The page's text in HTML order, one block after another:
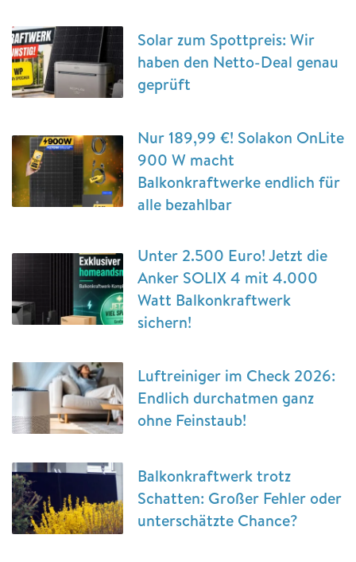
Solar zum Spottpreis: Wir
haben den Netto-Deal genau
geprüft
Nur 189,99 €! Solakon OnLite
900 W macht
Balkonkraftwerke endlich für
alle bezahlbar
Unter 2.500 Euro! Jetzt die
Anker SOLIX 4 mit 4.000
Watt Balkonkraftwerk
sichern!
Luftreiniger im Check 2026:
Endlich durchatmen ganz
ohne Feinstaub!
Balkonkraftwerk trotz
Schatten: Großer Fehler oder
unterschätzte Chance?